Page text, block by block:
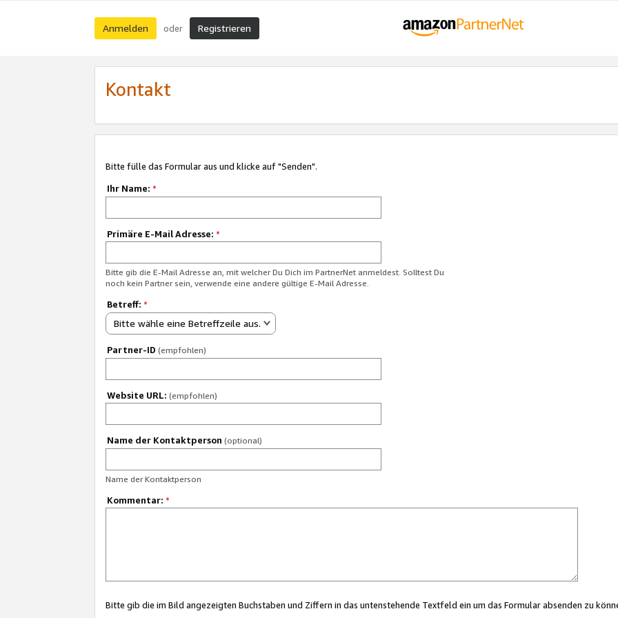
Anmelden oder Registrieren
Kontakt
Bitte fülle das Formular aus und klicke auf "Senden".
Ihr Name: *
Primäre E-Mail Adresse: *
Bitte gib die E-Mail Adresse an, mit welcher Du Dich im PartnerNet anmeldest. Solltest Du
noch kein Partner sein, verwende eine andere gültige E-Mail Adresse.
Betreff: *
Bitte wähle eine Betreffzeile aus.
Partner-ID (empfohlen)
Website URL: (empfohlen)
Name der Kontaktperson (optional)
Name der Kontaktperson
Kommentar: *
Bitte gib die im Bild angezeigten Buchstaben und Ziffern in das untenstehende Textfeld ein um das Formular absenden zu